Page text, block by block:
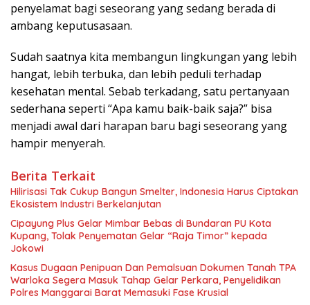
penyelamat bagi seseorang yang sedang berada di
ambang keputusasaan.
Sudah saatnya kita membangun lingkungan yang lebih
hangat, lebih terbuka, dan lebih peduli terhadap
kesehatan mental. Sebab terkadang, satu pertanyaan
sederhana seperti “Apa kamu baik-baik saja?” bisa
menjadi awal dari harapan baru bagi seseorang yang
hampir menyerah.
Berita Terkait
Hilirisasi Tak Cukup Bangun Smelter, Indonesia Harus Ciptakan
Ekosistem Industri Berkelanjutan
Cipayung Plus Gelar Mimbar Bebas di Bundaran PU Kota
Kupang, Tolak Penyematan Gelar “Raja Timor” kepada
Jokowi
Kasus Dugaan Penipuan Dan Pemalsuan Dokumen Tanah TPA
Warloka Segera Masuk Tahap Gelar Perkara, Penyelidikan
Polres Manggarai Barat Memasuki Fase Krusial